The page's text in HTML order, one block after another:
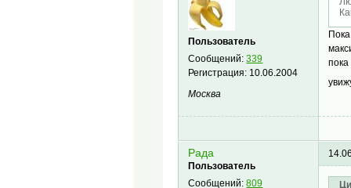
Пользователь
Сообщений:339
Регистрация: 10.06.2004
Москва
Рада
Пользователь
Сообщений:809